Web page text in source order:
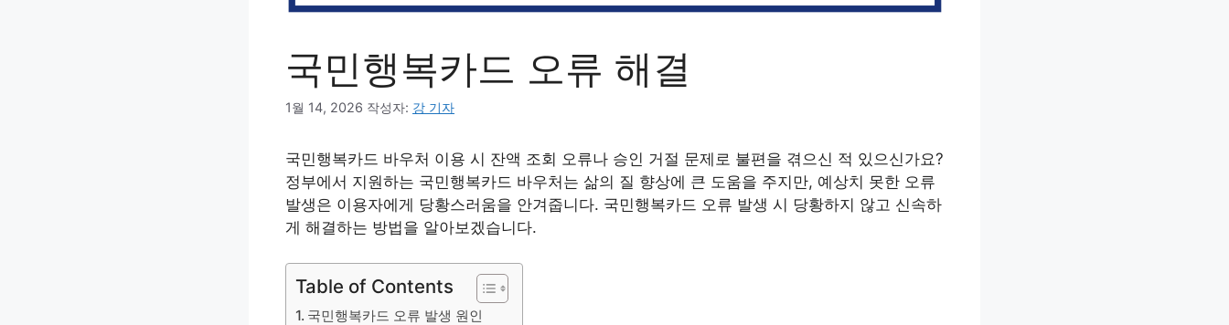
국민행복카드 오류 해결
1월 14, 2026 작성자: 강 기자
국민행복카드 바우처 이용 시 잔액 조회 오류나 승인 거절 문제로 불편을 겪으신 적 있으신가요?
정부에서 지원하는 국민행복카드 바우처는 삶의 질 향상에 큰 도움을 주지만, 예상치 못한 오류
발생은 이용자에게 당황스러움을 안겨줍니다. 국민행복카드 오류 발생 시 당황하지 않고 신속하
게 해결하는 방법을 알아보겠습니다.
Table of Contents
국민행복카드 오류 발생 원인